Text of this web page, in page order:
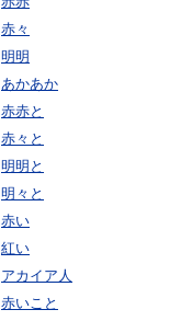
赤々
明明
あかあか
赤赤と
赤々と
明明と
明々と
赤い
紅い
アカイア人
赤いこと